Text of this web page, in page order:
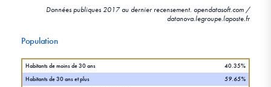
Données publiques 2017 au dernier recensement. opendatasoft.com /
datanova.legroupe.laposte.fr
Population
Habitants de moins de 30 ans
40.35%
Habitants de 30 ans et plus
59.65%